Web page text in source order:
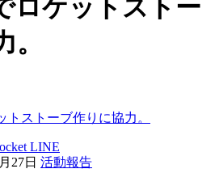
ロケットストー
トストーブ作りに協力。
LINE
27日 活動報告